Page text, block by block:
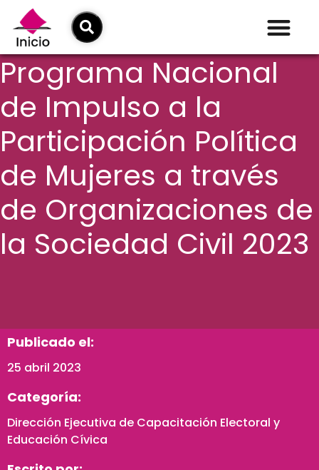
Programa Nacional
de Impulso a la
Participación Política
de Mujeres a través
de Organizaciones de
la Sociedad Civil 2023
Publicado el:
25 abril 2023
Categoría:
Dirección Ejecutiva de Capacitación Electoral y
Educación Cívica